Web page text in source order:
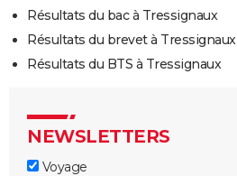
Résultats du bac à Tressignaux
Résultats du brevet à Tressignaux
Résultats du BTS à Tressignaux
NEWSLETTERS
Voyage